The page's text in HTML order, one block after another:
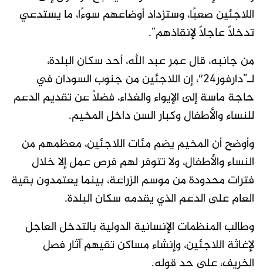
اللاجئين صعبًا، وستزداد أوضاعهم سوءًا، ما يستدعي
تدخلًا عاجلًا لإنقاذهم”.
من جانبه، قال عمر عبد الله، أحد سكان البلدة،
لـ”دارفور24″، إن اللاجئين من جنوب السودان في
حاجة ماسة إلى الإيواء والغذاء، فضلًا عن تقديم الدعم
للنساء والأطفال وكبار السن داخل المخيم.
وأوضح أن المخيم يضم مئات اللاجئين، معظمهم من
النساء والأطفال، ولا تتوفر لهم فرص عمل إلا خلال
فترات محدودة من موسم الزراعة، بينما يعتمدون بقية
العام على الدعم الذي يقدمه سكان البلدة.
وطالب المنظمات الإنسانية الدولية بالتدخل العاجل
لإغاثة اللاجئين، وإنشاء مساكن تقيهم آثار فصل
الخريف، على حد قوله.